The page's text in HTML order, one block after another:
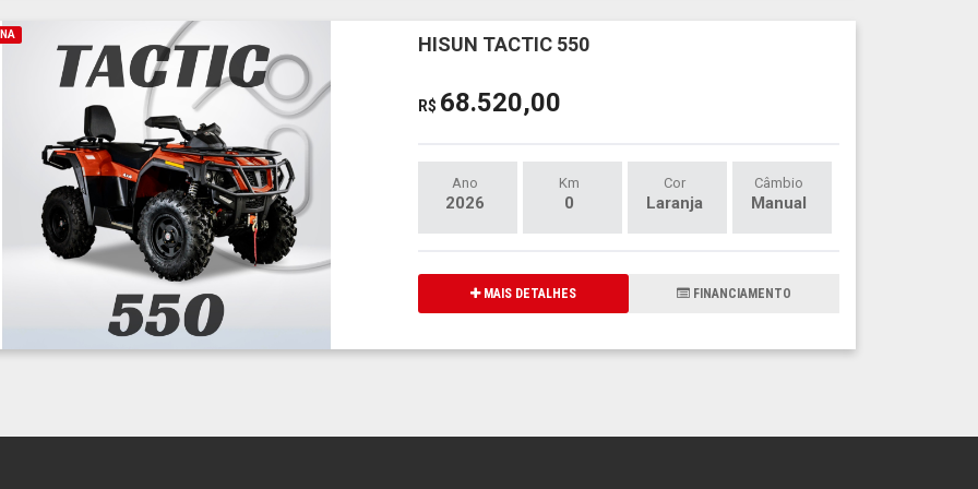
HISUN TACTIC 550
R$ 68.520,00
Ano
2026
Km
0
Cor
Laranja
Câmbio
Manual
MAIS DETALHES FINANCIAMENTO